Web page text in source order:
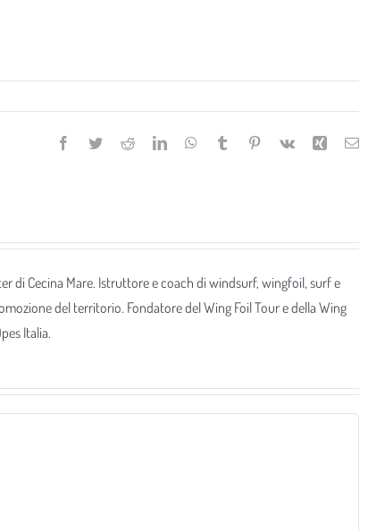
Facebook
TwitterRedditLinkedInWhatsApp
Tumblr Pinterest
Vk Xing Email
di Cecina Mare. Istruttore e coach di windsurf, wingfoil, surf e
del territorio. Fondatore del Wing Foil Tour e della Wing
Italia.